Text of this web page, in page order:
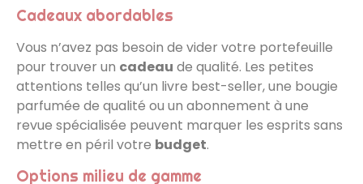
Cadeaux abordables
Vous n’avez pas besoin de vider votre portefeuille
pour trouver un cadeau de qualité. Les petites
attentions telles qu’un livre best-seller, une bougie
parfumée de qualité ou un abonnement à une
revue spécialisée peuvent marquer les esprits sans
mettre en péril votre budget.
Options milieu de gamme